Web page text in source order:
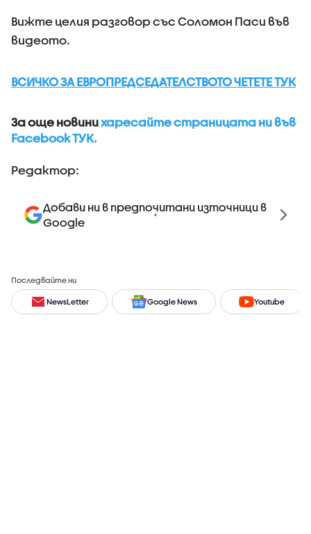
Вижте целия разговор със Соломон Паси във
видеото.
ВСИЧКО ЗА ЕВРОПРЕДСЕДАТЕЛСТВОТО ЧЕТЕТЕ ТУК
За още новинихаресайте страницата ни във
Facebook ТУК.
Редактор:
Добави ни в предпочитани източници в
Google
Последвайте ни
NewsLetter Google News Youtube